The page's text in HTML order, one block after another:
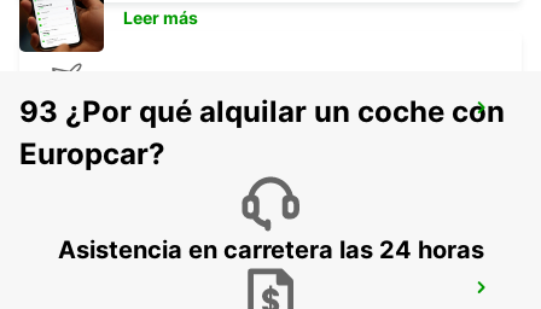
PUNTA CANA INTL AIRPORT
PUNTA CANA - DOMINICAN REPUBLIC
PUNTA CANA INT AIRPORT CHAUFFEUR
Leer más
93 ¿Por qué alquilar un coche con
Europcar?
Asistencia en carretera las 24 horas